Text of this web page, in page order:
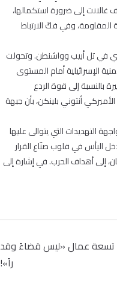
غالانت إلى ضرورة استكمالها،
وفي فكّ الارتباط
في تل أبيب وواشنطن. وتحولت
الإسرائيلية أمام المستوى
بالنسبة إلى قوة الردع
أنتوني بلينكن، بأن جبهة
التهديدات التي يتوالى عليها
اليأس في قلوب صنّاع القرار
إلى أهداف الحرب. في إشارة إلى
تسعة عمال «ليس قضاءً وقد
راً»!